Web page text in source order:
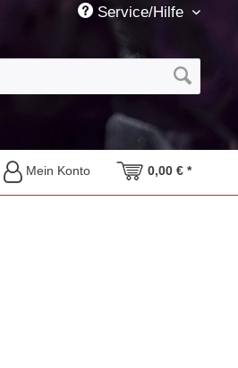
Service/Hilfe
Mein Konto 0,00 € *